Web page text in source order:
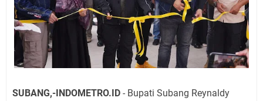
SUBANG,-INDOMETRO.ID - Bupati Subang Reynaldy